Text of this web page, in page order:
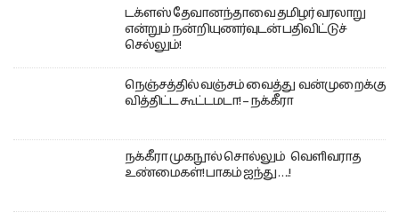
டக்ளஸ் தேவானந்தாவை தமிழர் வரலாறு
என்றும் நன்றியுணர்வுடன் பதிவிட்டுச்
செல்லும்!
நெஞ்சத்தில் வஞ்சம் வைத்து வன்முறைக்கு
வித்திட்ட கூட்டமடா! – நக்கீரா
நக்கீரா முகநூல் சொல்லும் வெளிவராத
உண்மைகள்! பாகம் ஐந்து ….!